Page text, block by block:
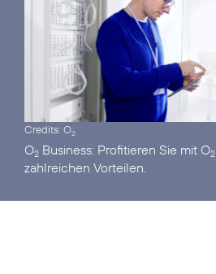
Credits: O2
O2 Business: Profitieren Sie mit O2
zahlreichen Vorteilen.